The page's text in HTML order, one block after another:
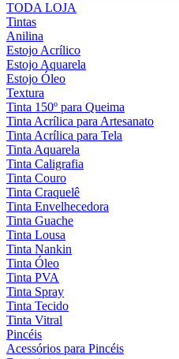
TODA LOJA
Tintas
Anilina
Estojo Acrílico
Estojo Aquarela
Estojo Óleo
Textura
Tinta 150º para Queima
Tinta Acrílica para Artesanato
Tinta Acrílica para Tela
Tinta Aquarela
Tinta Caligrafia
Tinta Couro
Tinta Craquelê
Tinta Envelhecedora
Tinta Guache
Tinta Lousa
Tinta Nankin
Tinta Óleo
Tinta PVA
Tinta Spray
Tinta Tecido
Tinta Vitral
Pincéis
Acessórios para Pincéis